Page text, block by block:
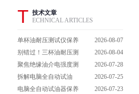
T 技术文章
ECHNICAL ARTICLES
单杯油耐压测试仪保养
避坑指南：细节做到
位，设备不闹脾气
2026-08-07
别错过！三杯油耐压测
试仪操作流程全解析，
一步到位不踩坑
2026-08-04
聚焦绝缘油介电强度测
试仪：那些决定检测效
能的关键特点
2026-07-28
拆解电脑全自动试油
器：核心组成部件，藏
2026-07-25
电脑全自动试油器保养
2026-07-23